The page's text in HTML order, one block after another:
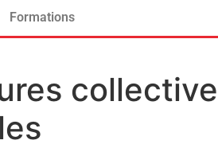
Formations